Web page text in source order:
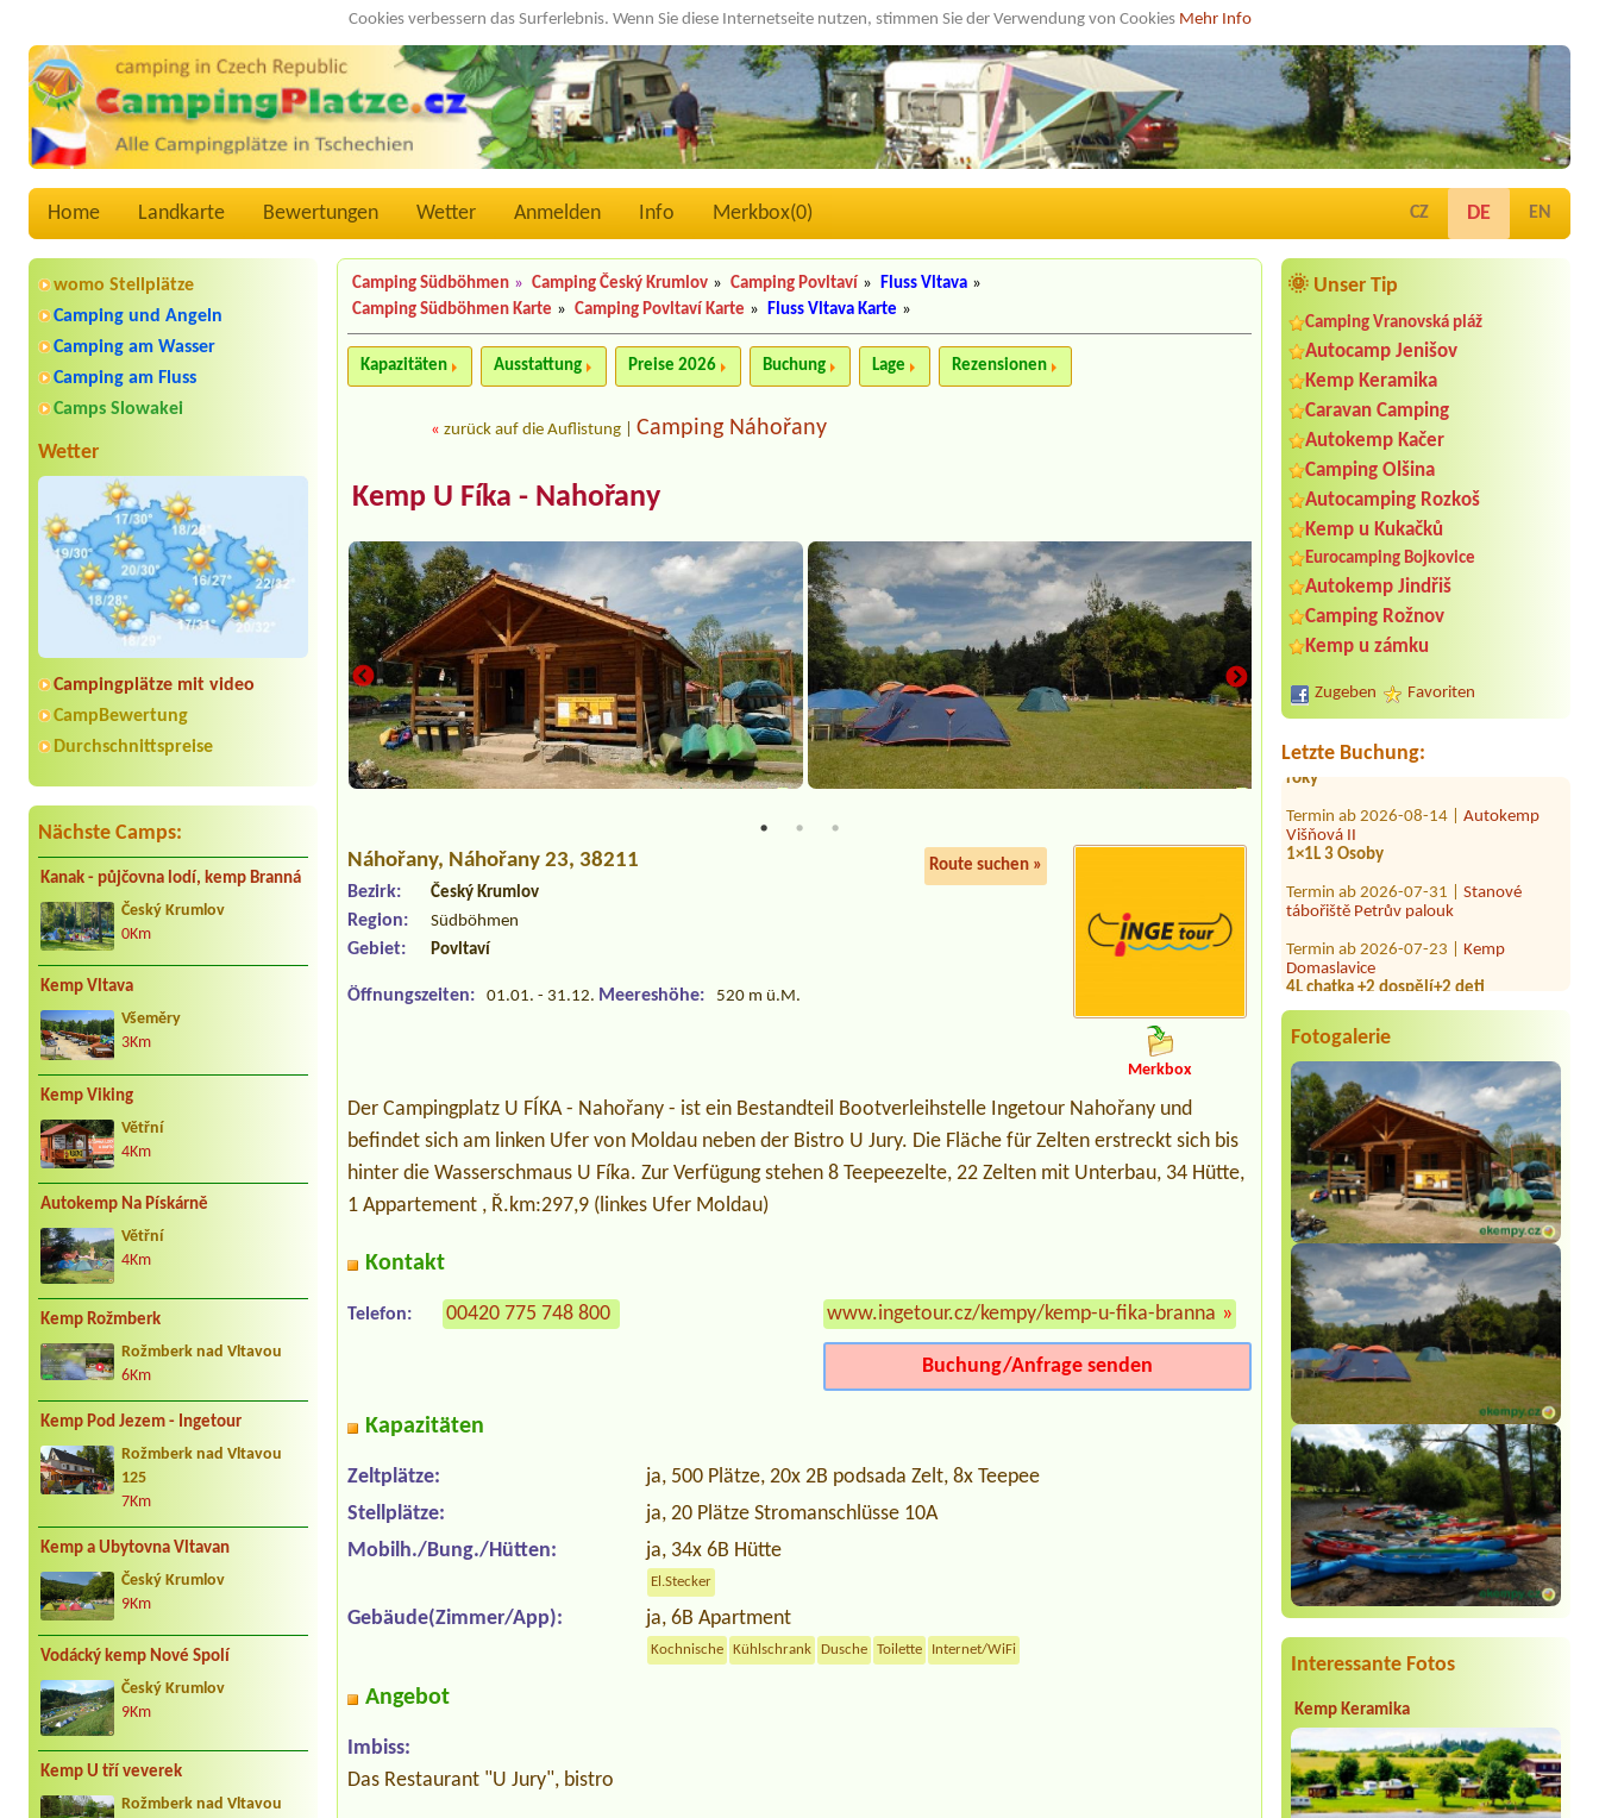
Cookies verbessern das Surferlebnis. Wenn Sie diese Internetseite nutzen, stimmen Sie der Verwendung von Cookies Mehr Info
Home Landkarte Bewertungen Wetter Anmelden Info Merkbox(0) CZ DE EN
womo Stellplätze
Camping und Angeln
Camping am Wasser
Camping am Fluss
Camps Slowakei
Wetter
Campingplätze mit video
CampBewertung
Durchschnittspreise
Nächste Camps:
Kanak - půjčovna lodí, kemp Branná
Český Krumlov
0Km
Kemp Vltava
Všeměry
3Km
Kemp Viking
Větřní
4Km
Autokemp Na Pískárně
Větřní
4Km
Kemp Rožmberk
Rožmberk nad Vltavou
6Km
Kemp Pod Jezem - Ingetour
Rožmberk nad Vltavou
125
7Km
Kemp a Ubytovna Vltavan
Český Krumlov
9Km
Vodácký kemp Nové Spolí
Český Krumlov
9Km
Kemp U tří veverek
Rožmberk nad Vltavou
🌞 Unser Tip
Camping Vranovská pláž
Autocamp Jenišov
Kemp Keramika
Caravan Camping
Autokemp Kačer
Camping Olšina
Autocamping Rozkoš
Kemp u Kukačků
Eurocamping Bojkovice
Autokemp Jindřiš
Camping Rožnov
Kemp u zámku
Zugeben Favoriten
Letzte Buchung:
Termin ab 2026-07-29 |
1x stellplatz mit EL
Termin ab 2026-08-01 |Kemp Pod
Lipami
roky
Termin ab 2026-08-14 |
1×1L 3 Osoby
Termin ab 2026-07-31 |
Termin ab 2026-07-23 |
4L chatka +2 dospělí+2 deti
Termin ab 2026-08-10 |Camp Velo
1 stan pro 4 osoby+auto
Termin ab 2026-07-31 |
kemp Nové Spolí
5 míst pro stany + 11 osob
Termin ab 2026-08-08 |Sportkemp-
Sportcentrum Doubí
SRUB 4L
Termin ab 2026-08-07 |Camp Horní
Lipka
Malý karavan 1x
Termin ab 2026-08-01 |Autokempink
Dřenice
1X Wohnmobil, 1X kleines Zelt, 3x
Erwachsene, 1x Kind, 1x Hund
Fotogalerie
Interessante Fotos
Kemp Keramika
Camping Südböhmen » Camping Český Krumlov » Camping Povltaví » Fluss Vltava »
Camping Südböhmen Karte » Camping Povltaví Karte » Fluss Vltava Karte »
Kapazitäten Ausstattung Preise 2026 Buchung Lage Rezensionen
«zurück auf die Auflistung |Camping Náhořany
Kemp U Fíka - Nahořany
Náhořany, Náhořany 23, 38211 Route suchen »
Bezirk: Český Krumlov
Region: Südböhmen
Gebiet: Povltaví
Öffnungszeiten: 01.01. - 31.12. Meereshöhe: 520 m ü.M.
Merkbox
Der Campingplatz U FÍKA - Nahořany - ist ein Bestandteil Bootverleihstelle Ingetour Nahořany und
befindet sich am linken Ufer von Moldau neben der Bistro U Jury. Die Fläche für Zelten erstreckt sich bis
hinter die Wasserschmaus U Fíka. Zur Verfügung stehen 8 Teepeezelte, 22 Zelten mit Unterbau, 34 Hütte,
1 Appartement , Ř.km:297,9 (linkes Ufer Moldau)
Kontakt
Telefon: 00420 775 748 800 www.ingetour.cz/kempy/kemp-u-fika-branna »
Buchung/Anfrage senden
Kapazitäten
Zeltplätze:
ja, 500 Plätze, 20x 2B podsada Zelt, 8x Teepee
Stellplätze:
ja, 20 Plätze Stromanschlüsse 10A
Mobilh./Bung./Hütten:
ja, 34x 6B Hütte
El.Stecker
Gebäude(Zimmer/App): ja, 6B Apartment
Kochnische Kühlschrank Dusche Toilette Internet/WiFi
Angebot
Imbiss:
Das Restaurant "U Jury", bistro